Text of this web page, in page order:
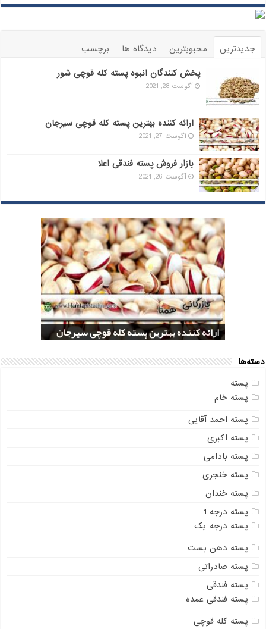
جدیدترین محبوبترین دیدگاه ها
برچسب
پخش کنندگان انبوه پسته کله قوچی شور
آگوست 28, 2021
ارائه کننده بهترین پسته کله قوچی سیرجان
آگوست 27, 2021
بازار فروش پسته فندقی اعلا
آگوست 26, 2021
پخش کنندگان انبوه پسته کله قوچی شور
ارائه کننده بهترین پسته کله قوچی سیرجان
بازار فروش پسته فندقی اعلا
شرکت صادرات پسته کله قوپی درشت
بازار فروش پسته کله قوچی رفسنجان
دسته‌ها
پسته
پسته خام
پسته احمد آقایی
پسته اکبری
پسته بادامی
پسته خنجری
پسته خندان
پسته درجه 1
پسته درجه یک
پسته دهن بست
پسته صادراتی
پسته فندقی
پسته فندقی عمده
پسته کله قوچی